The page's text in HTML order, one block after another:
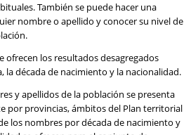
También se puede hacer una
nombre o apellido y conocer su nivel de
ofrecen los resultados desagregados
la década de nacimiento y la nacionalidad.
y apellidos de la población se presenta
por provincias, ámbitos del Plan territorial
los nombres por década de nacimiento y